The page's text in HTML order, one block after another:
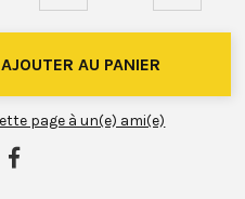
page à un(e) ami(e)